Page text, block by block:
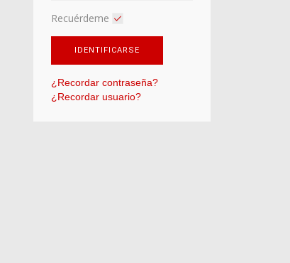
Recuérdeme
IDENTIFICARSE
¿Recordar contraseña?
¿Recordar usuario?